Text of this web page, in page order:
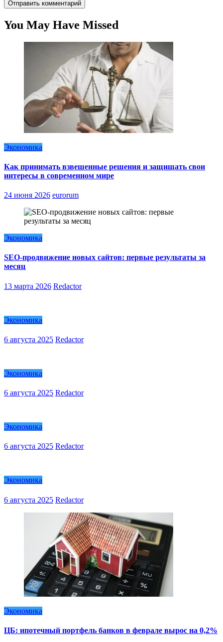
You May Have Missed
Экономика
Как принимать взвешенные решения и защищать свои
интересы в современном мире
24 июня 2026 eurorum
Экономика
SEO-продвижение новых сайтов: первые результаты за
месяц
13 марта 2026 Redactor
Экономика
6 августа 2025 Redactor
Экономика
6 августа 2025 Redactor
Экономика
6 августа 2025 Redactor
Экономика
6 августа 2025 Redactor
Экономика
ЦБ: ипотечный портфель банков в феврале вырос на 0,2%